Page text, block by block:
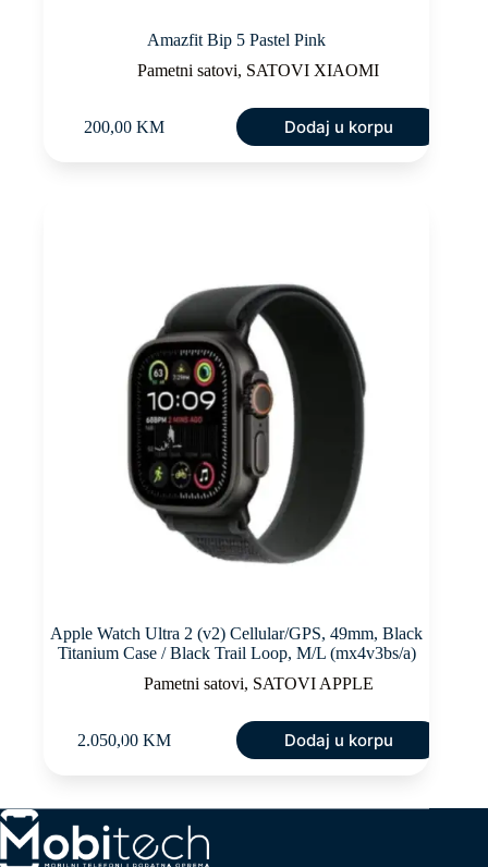
Amazfit Bip 5 Pastel Pink
Pametni satovi, SATOVI XIAOMI
200,00 KM Dodaj u korpu
Apple Watch Ultra 2 (v2) Cellular/GPS, 49mm, Black
Titanium Case / Black Trail Loop, M/L (mx4v3bs/a)
Pametni satovi, SATOVI APPLE
2.050,00 KM Dodaj u korpu